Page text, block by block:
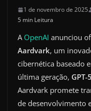
1 de novembro de 2025
5 min Leitura
A OpenAI anunciou
Aardvark, um
cibernética baseado
última geração, GPT‑5
Aardvark promete
de desenvolvimento